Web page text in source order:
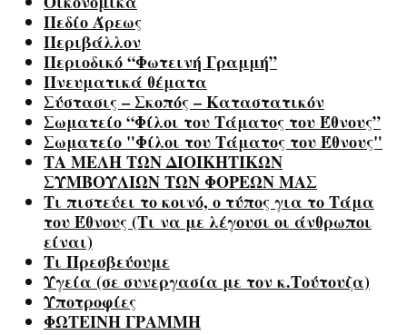
Πεδίο Άρεως
Περιβάλλον
Περιοδικό “Φωτεινή Γραμμή”
Πνευματικά θέματα
Σύστασις – Σκοπός – Καταστατικόν
Σωματείο “Φίλοι του Τάματος του Έθνους”
Σωματείο "Φίλοι του Τάματος του Έθνους"
ΤΑ ΜΕΛΗ ΤΩΝ ΔΙΟΙΚΗΤΙΚΩΝ
ΣΥΜΒΟΥΛΙΩΝ ΤΩΝ ΦΟΡΕΩΝ ΜΑΣ
Τι πιστεύει το κοινό, ο τύπος για το Τάμα
του Έθνους (Τι να με λέγουσι οι άνθρωποι
είναι)
Τι Πρεσβεύουμε
Υγεία (σε συνεργασία με τον κ.Τούτουζα)
Υποτροφίες
ΦΩΤΕΙΝΗ ΓΡΑΜΜΗ